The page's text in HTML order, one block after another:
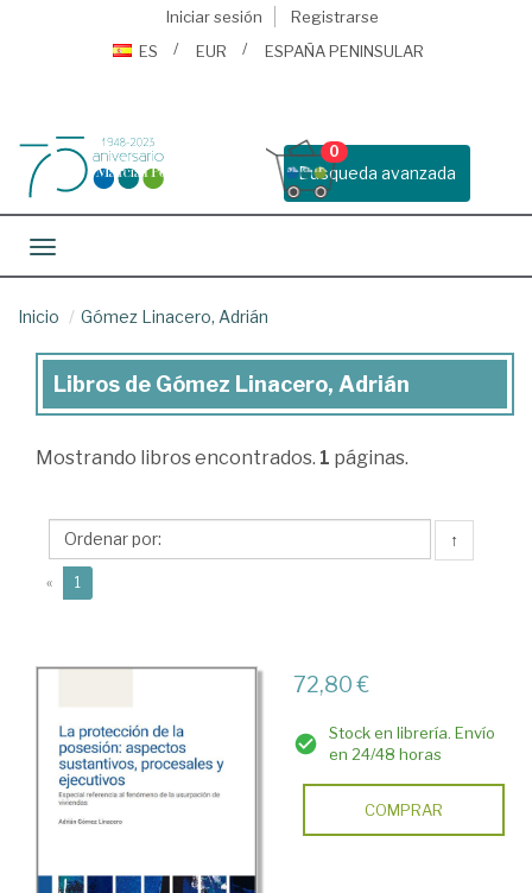
Iniciar sesión
Registrarse
ES
EUR ESPAÑA PENINSULAR
Busqueda avanzada
0
Toggle navigation
Inicio Gómez Linacero, Adrián
Libros
Gómez
Adrián
Libros de Gómez Linacero, Adrián
Mostrando libros encontrados. 1 páginas.
↑
« 1
72,80 €
Stock en librería. Envío
en 24/48 horas
COMPRAR